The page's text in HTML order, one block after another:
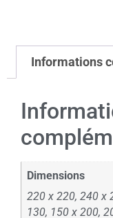
Informations
Dimensions
220 x 220, 240 x
130, 150 x 200,